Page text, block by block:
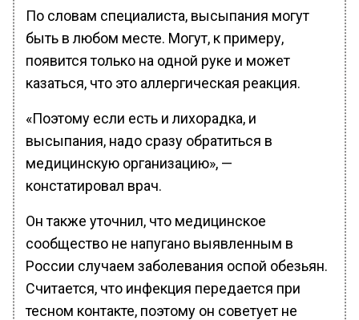
По словам специалиста, высыпания могут
быть в любом месте. Могут, к примеру,
появится только на одной руке и может
казаться, что это аллергическая реакция.
«Поэтому если есть и лихорадка, и
высыпания, надо сразу обратиться в
медицинскую организацию», —
констатировал врач.
Он также уточнил, что медицинское
сообщество не напугано выявленным в
России случаем заболевания оспой обезьян.
Считается, что инфекция передается при
тесном контакте, поэтому он советует не